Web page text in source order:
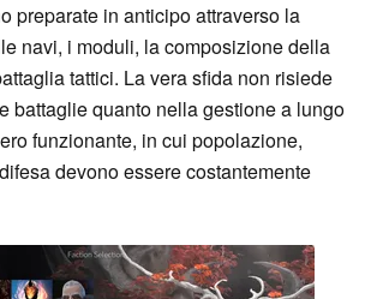
preparate in anticipo attraverso la
navi, i moduli, la composizione della
tattici. La vera sfida non risiede
battaglie quanto nella gestione a lungo
funzionante, in cui popolazione,
devono essere costantemente